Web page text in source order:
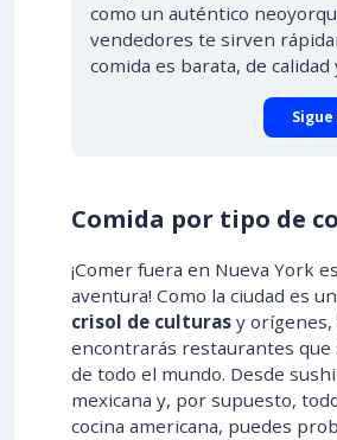
como un auténtico
vendedores te sirven
comida es barata, de calidad
Comida por tipo de
¡Comer fuera en Nueva York
aventura! Como la ciudad es
crisol de culturas y
encontrarás restaurantes que
de todo el mundo. Desde
mexicana y, por supuesto,
cocina americana, puedes